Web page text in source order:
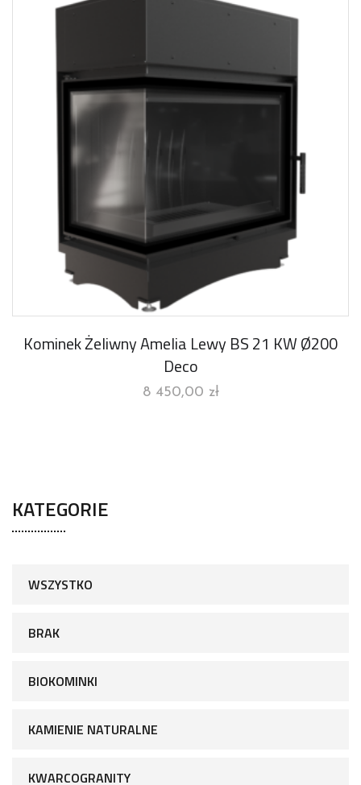
Kominek Żeliwny Amelia Lewy BS 21 KW Ø200
Deco
8 450,00 zł
KATEGORIE
WSZYSTKO
BRAK
BIOKOMINKI
KAMIENIE NATURALNE
KWARCOGRANITY